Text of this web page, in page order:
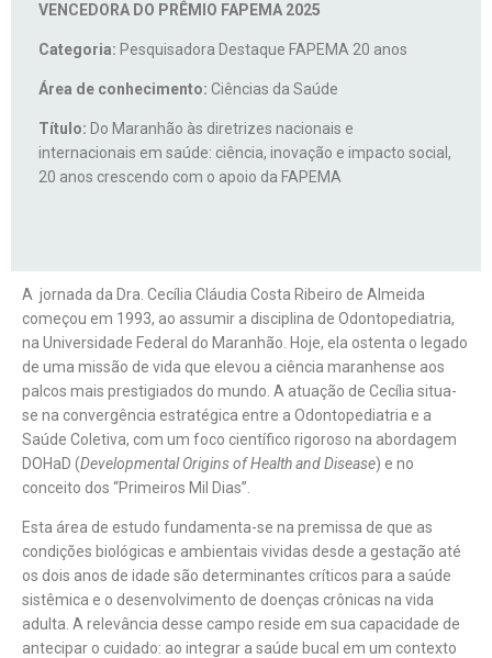
VENCEDORA DO PRÊMIO FAPEMA 2025
Categoria: Pesquisadora Destaque FAPEMA 20 anos
Área de conhecimento: Ciências da Saúde
Título: Do Maranhão às diretrizes nacionais e
internacionais em saúde: ciência, inovação e impacto social,
20 anos crescendo com o apoio da FAPEMA
A jornada da Dra. Cecília Cláudia Costa Ribeiro de Almeida
começou em 1993, ao assumir a disciplina de Odontopediatria,
na Universidade Federal do Maranhão. Hoje, ela ostenta o legado
de uma missão de vida que elevou a ciência maranhense aos
palcos mais prestigiados do mundo. A atuação de Cecília situa-
se na convergência estratégica entre a Odontopediatria e a
Saúde Coletiva, com um foco científico rigoroso na abordagem
DOHaD (Developmental Origins of Health and Disease) e no
conceito dos “Primeiros Mil Dias”.
Esta área de estudo fundamenta-se na premissa de que as
condições biológicas e ambientais vividas desde a gestação até
os dois anos de idade são determinantes críticos para a saúde
sistêmica e o desenvolvimento de doenças crônicas na vida
adulta. A relevância desse campo reside em sua capacidade de
antecipar o cuidado: ao integrar a saúde bucal em um contexto